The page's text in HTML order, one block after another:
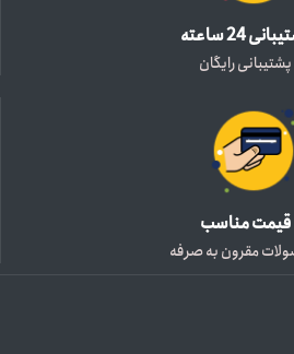
24 ساعته
پشتیبانی رایگان
قیمت مناسب
مقرون به صرفه